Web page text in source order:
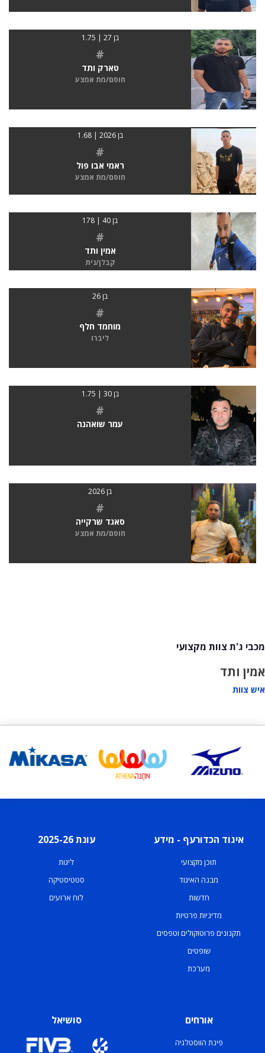
בן 27 | 1.75
#
טארק ותד
חוסם/מת אמצע
בן 2026 | 1.68
#
ראמי אבו פול
חוסם/מת אמצע
בן 40 | 178
#
אמין ותד
קבלן/נית
בן 26
#
מוחמד חלף
ליברו
בן 30 | 1.75
#
עמר שואהנה
בן 2026
#
סאגד שרקייה
חוסם/מת אמצע
מכבי ג'ת צוות מקצועי
אמין ותד
איש צוות
איגוד הכדורעף - מידע
תוכן מקצועי
מבנה האיגוד
חדשות
מדיניות פרטיות
תקנונים פרוטוקולים וטפסים
שופטים
מערכת
עונת 2025-26
ליגות
סטטיסטיקה
לוח ארועים
אורחים
פינת הווסטלגיה
סושיאל